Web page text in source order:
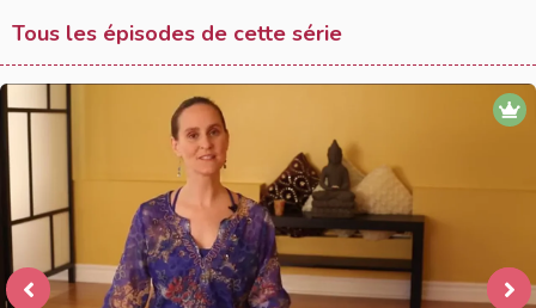
Tous les épisodes de cette série